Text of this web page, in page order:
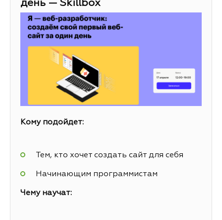
день — Skillbox
Кому подойдет:
Тем, кто хочет создать сайт для себя
Начинающим программистам
Чему научат: